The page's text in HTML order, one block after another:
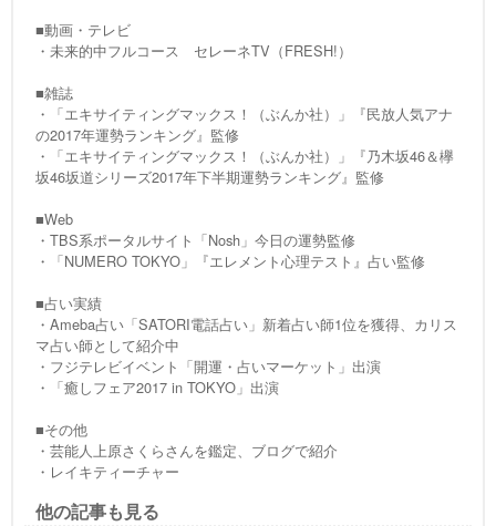
■動画・テレビ
・未来的中フルコース セレーネTV（FRESH!）
■雑誌
・「エキサイティングマックス！（ぶんか社）」『民放人気アナ
の2017年運勢ランキング』監修
・「エキサイティングマックス！（ぶんか社）」『乃木坂46＆欅
坂46坂道シリーズ2017年下半期運勢ランキング』監修
■Web
・TBS系ポータルサイト「Nosh」今日の運勢監修
・「NUMERO TOKYO」『エレメント心理テスト』占い監修
■占い実績
・Ameba占い「SATORI電話占い」新着占い師1位を獲得、カリス
マ占い師として紹介中
・フジテレビイベント「開運・占いマーケット」出演
・「癒しフェア2017 in TOKYO」出演
■その他
・芸能人上原さくらさんを鑑定、ブログで紹介
・レイキティーチャー
他の記事も見る